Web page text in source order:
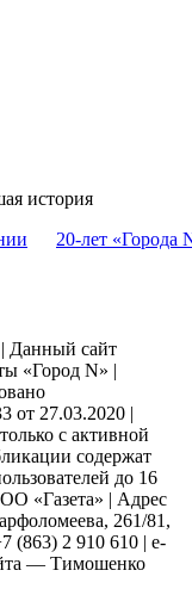
история
20-лет «Города
Данный сайт
«Город N» |
от 27.03.2020 |
с активной
содержат
до 16
«Газета» | Адрес
261/81,
(863) 2 910 610 | e-
— Тимошенко